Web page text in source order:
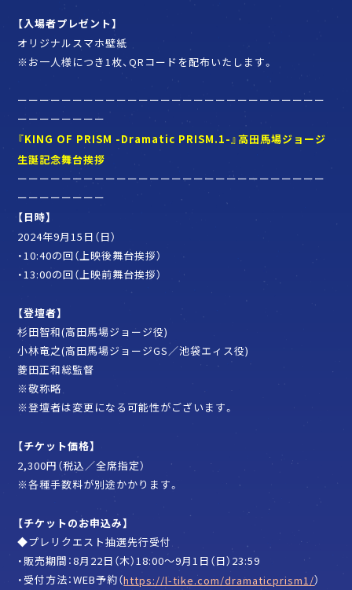
【入場者プレゼント】
オリジナルスマホ壁紙
※お一人様につき1枚、QRコードを配布いたします。
ーーーーーーーーーーーーーーーーーーーーーーーーーーーー
ーーーーーーーー
『KING OF PRISM -Dramatic PRISM.1-』高田馬場ジョージ
生誕記念舞台挨拶
ーーーーーーーーーーーーーーーーーーーーーーーーーーーー
ーーーーーーーー
【日時】
2024年9月15日（日）
・10:40の回（上映後舞台挨拶）
・13:00の回（上映前舞台挨拶）
【登壇者】
杉田智和(高田馬場ジョージ役)
小林竜之(高田馬場ジョージGS／池袋エィス役)
菱田正和総監督
※敬称略
※登壇者は変更になる可能性がございます。
【チケット価格】
2,300円（税込／全席指定）
※各種手数料が別途かかります。
【チケットのお申込み】
◆プレリクエスト抽選先行受付
・販売期間：8月22日（木）18:00～9月1日（日）23:59
・受付方法：WEB予約（https://l-tike.com/dramaticprism1/）